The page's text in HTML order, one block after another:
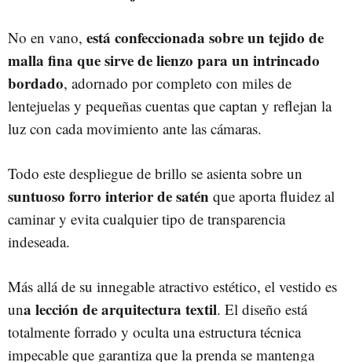
No en vano, está confeccionada sobre un tejido de
malla fina que sirve de lienzo para un intrincado
bordado, adornado por completo con miles de
lentejuelas y pequeñas cuentas que captan y reflejan la
luz con cada movimiento ante las cámaras.
Todo este despliegue de brillo se asienta sobre un
suntuoso forro interior de satén que aporta fluidez al
caminar y evita cualquier tipo de transparencia
indeseada.
Más allá de su innegable atractivo estético, el vestido es
una lección de arquitectura textil. El diseño está
totalmente forrado y oculta una estructura técnica
impecable que garantiza que la prenda se mantenga